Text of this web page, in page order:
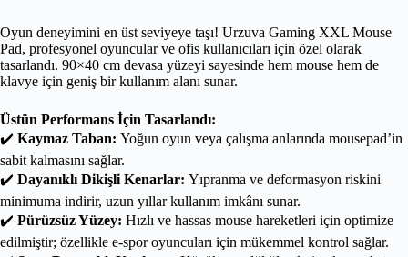
Oyun deneyimini en üst seviyeye taşı! Urzuva Gaming XXL Mouse
Pad, profesyonel oyuncular ve ofis kullanıcıları için özel olarak
tasarlandı. 90×40 cm devasa yüzeyi sayesinde hem mouse hem de
klavye için geniş bir kullanım alanı sunar.
Üstün Performans İçin Tasarlandı:
✔️ Kaymaz Taban: Yoğun oyun veya çalışma anlarında mousepad’in
sabit kalmasını sağlar.
✔️ Dayanıklı Dikişli Kenarlar: Yıpranma ve deformasyon riskini
minimuma indirir, uzun yıllar kullanım imkânı sunar.
✔️ Pürüzsüz Yüzey: Hızlı ve hassas mouse hareketleri için optimize
edilmiştir; özellikle e-spor oyuncuları için mükemmel kontrol sağlar.